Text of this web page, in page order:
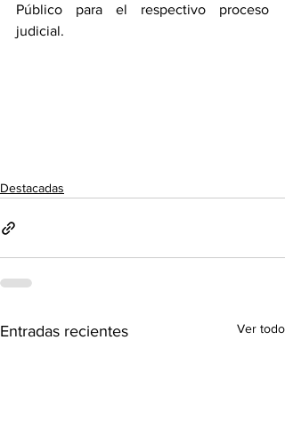
Público para el respectivo proceso
judicial.
Destacadas
Entradas recientes Ver todo